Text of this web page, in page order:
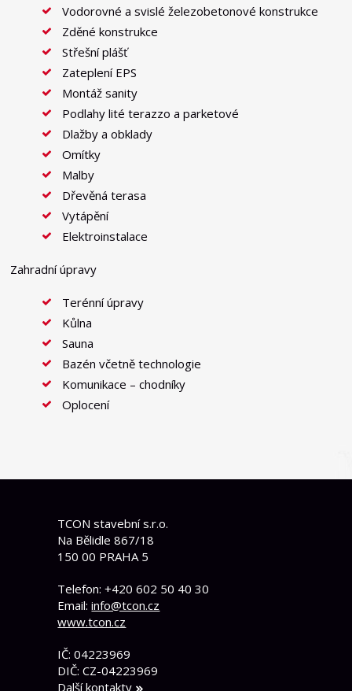
Vodorovné a svislé železobetonové konstrukce
Zděné konstrukce
Střešní plášť
Zateplení EPS
Montáž sanity
Podlahy lité terazzo a parketové
Dlažby a obklady
Omítky
Malby
Dřevěná terasa
Vytápění
Elektroinstalace
Zahradní úpravy
Terénní úpravy
Kůlna
Sauna
Bazén včetně technologie
Komunikace – chodníky
Oplocení
TCON stavební s.r.o.
Na Bělidle 867/18
150 00 PRAHA 5
Telefon: +420 602 50 40 30
Email:info@tcon.cz
www.tcon.cz
IČ: 04223969
DIČ: CZ-04223969
Další kontakty